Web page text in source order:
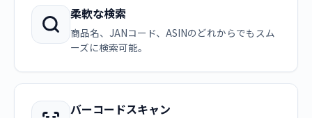
柔軟な検索
商品名、JANコード、ASINのどれからでもスム
ーズに検索可能。
バーコードスキャン